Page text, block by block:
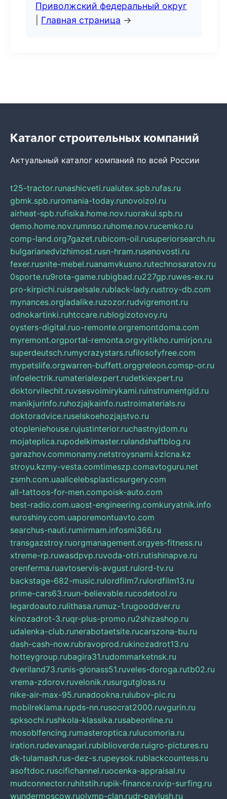
Приволжский федеральный округ
Главная страница →
Каталог строительных компаний
Актуальный каталог компаний по всей России
t25-tractor.runashicveti.rualutex.spb.rufas.ru
gbmk.spb.ruromania-today.runovoizol.ru
airheat-spb.rufisika.home.nov.ruorakul.spb.ru
demo.home.nov.rumnso.ruhome.nov.rucemko.ru
comp-land.org7gazet.rubicom-oil.rusuperiorsearch.ru
bulgarianedvizhimost.rusn-hram.rusenovosti.ru
fexer.rusnite-mebel.ruanamvkusno.rutechnosaratov.ru
0sporte.ru9rota-game.rubigbad.ru227gp.ruwes-ex.ru
pro-kirpichi.ruisraelsale.rublack-lady.rustroy-db.com
mynances.orgladalike.ruzozor.rudvigremont.ru
odnokartinki.ruhtccare.rublogizotovoy.ru
oysters-digital.ruo-remonte.orgremontdoma.com
myremont.orgportal-remonta.orgvyitikho.rumirjon.ru
superdeutsch.rumycrazystars.rufilosofyfree.com
mypetslife.orgwarren-buffett.orggreleon.comsp-or.ru
infoelectrik.rumaterialexpert.rudetkiexpert.ru
doktorvilechit.ruvsesvoimirykami.ruinstrumentgid.ru
manikjurinfo.ruhozjajkainfo.rustroimaterials.ru
doktoradvice.ruselskoehozjajstvo.ru
otopleniehouse.rujustinterior.ruchastnyjdom.ru
mojateplica.rupodelkimaster.rulandshaftblog.ru
garazhov.commonamy.netstroysnami.kzlcna.kz
stroyu.kzmy-vesta.comtimeszp.comavtoguru.net
zsmh.com.uaallcelebsplasticsurgery.com
all-tattoos-for-men.compoisk-auto.com
best-radio.com.uaost-engineering.comkuryatnik.info
euroshiny.com.uaporemontuavto.com
searchus-nauti.rumirmam.infosmi366.ru
transgazstroy.ruorgmanagement.orgyes-fitness.ru
xtreme-rp.ruwasdpvp.ruvoda-otri.rutishinapve.ru
orenferma.ruavtoservis-avgust.rulord-tv.ru
backstage-682-music.rulordfilm7.rulordfilm13.ru
prime-cars63.ruun-believable.rucodetool.ru
legardoauto.rulithasa.rumuz-1.rugooddver.ru
kinozadrot-3.ruqr-plus-promo.ru2shizashop.ru
udalenka-club.runerabotaetsite.rucarszona-bu.ru
dash-cash-now.rubravoprod.rukinozadrot13.ru
hotteygroup.rubagira31.rudommarketnsk.ru
dveriland73.runis-glonass51.ruveles-doroga.rutb02.ru
vrema-zdorov.ruvelonik.rusurgutgloss.ru
nike-air-max-95.runadookna.rulubov-pic.ru
mobilreklama.rupds-nn.rusocrat2000.ruvgurin.ru
spksochi.rushkola-klassika.rusabeonline.ru
mosoblfencing.rumasteroptica.rulucomoria.ru
iration.rudevanagari.rubiblioverde.ruigro-pictures.ru
dk-tulamash.rus-dez-s.rupeysok.rublackcountess.ru
asoftdoc.ruscifichannel.ruocenka-appraisal.ru
mudconnector.ruhitstih.rupik-finance.ruvip-surfing.ru
wundermoscow.ruolymp-clan.rudr-pavlush.ru